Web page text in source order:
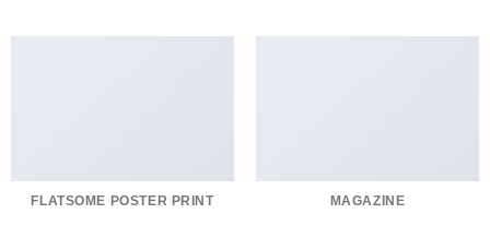
FLATSOME POSTER PRINT MAGAZINE